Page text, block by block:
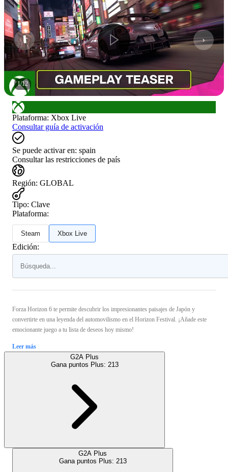
1/12
Plataforma: Xbox Live
Consultar guía de activación
Se puede activar en: spain
Consultar las restricciones de país
Región: GLOBAL
Tipo: Clave
Plataforma:
Steam Xbox Live
Edición:
Forza Horizon 6 te permite descubrir los impresionantes paisajes de Japón y
convertirte en una leyenda del automovilismo en el Horizon Festival. ¡Añade este
emocionante juego a tu lista de deseos hoy mismo!
Leer más
G2A Plus
Gana puntos Plus: 213
G2A Plus
Gana puntos Plus: 213